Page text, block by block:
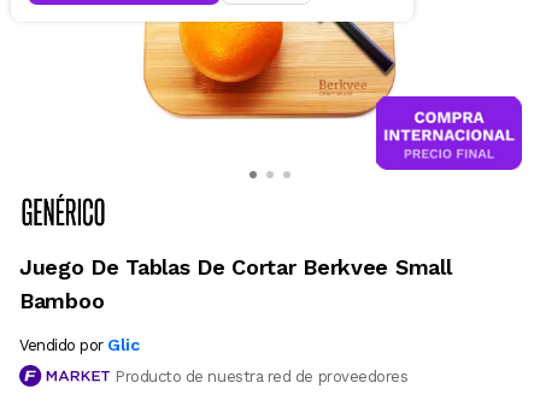
Juego De Tablas De Cortar Berkvee Small
Bamboo
Vendido por Glic
Producto de nuestra red de proveedores